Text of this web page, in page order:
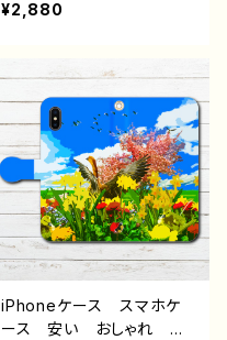
い iPhone12 Pro Max
ケース イラストレータ
み 作：嘉村ギミ
¥2,880
iPhoneケース スマホケ
ース 安い おしゃれ 花